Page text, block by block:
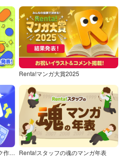
Renta!マンガ大賞2025
出版社が選ぶ！ネクストブレイク作品特集 Renta!スタッフの魂のマンガ年表